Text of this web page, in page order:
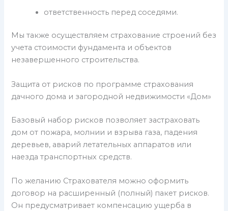
ответственность перед соседями.
Мы также осуществляем страхование строений без
учета стоимости фундамента и объектов
незавершенного строительства.
Защита от рисков по программе страхования
дачного дома и загородной недвижимости «Дом»
Базовый набор рисков позволяет застраховать
дом от пожара, молнии и взрыва газа, падения
деревьев, аварий летательных аппаратов или
наезда транспортных средств.
По желанию Страхователя можно оформить
договор на расширенный (полный) пакет рисков.
Он предусматривает компенсацию ущерба в